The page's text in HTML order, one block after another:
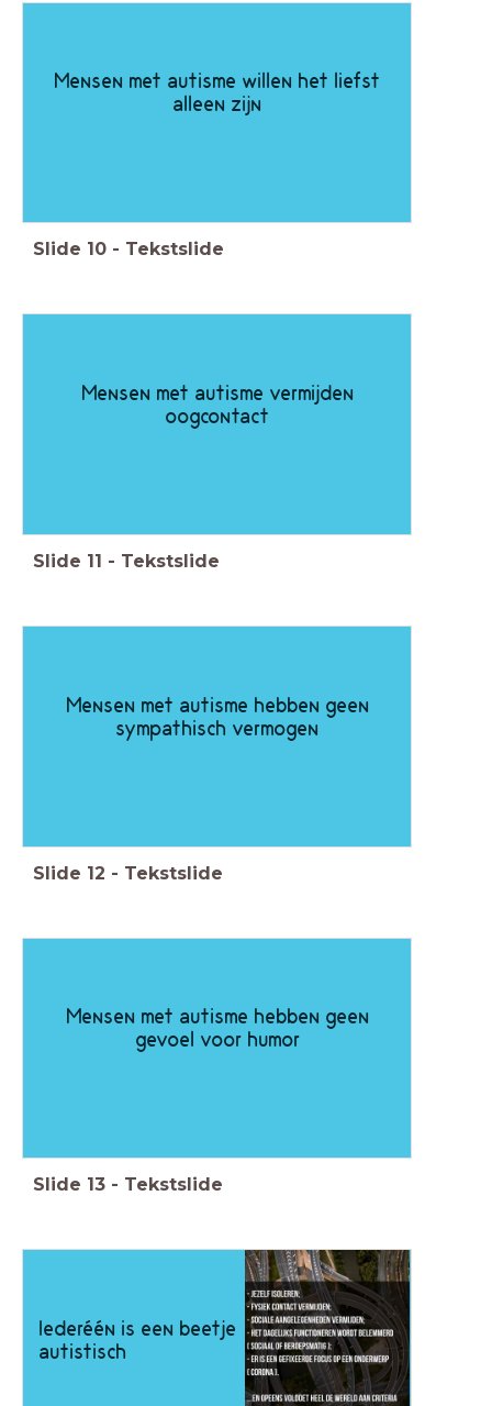
Mensen met autisme willen het liefst
alleen zijn
Slide 10 - Tekstslide
Mensen met autisme vermijden
oogcontact
Slide 11 - Tekstslide
Mensen met autisme hebben geen
sympathisch vermogen
Slide 12 - Tekstslide
Mensen met autisme hebben geen
gevoel voor humor
Slide 13 - Tekstslide
Iederéén is een beetje
autistisch